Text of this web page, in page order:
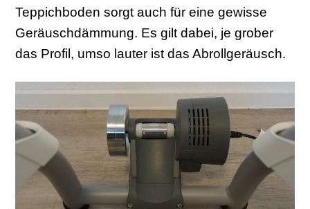
Teppichboden sorgt auch für eine gewisse
Geräuschdämmung. Es gilt dabei, je grober
das Profil, umso lauter ist das Abrollgeräusch.